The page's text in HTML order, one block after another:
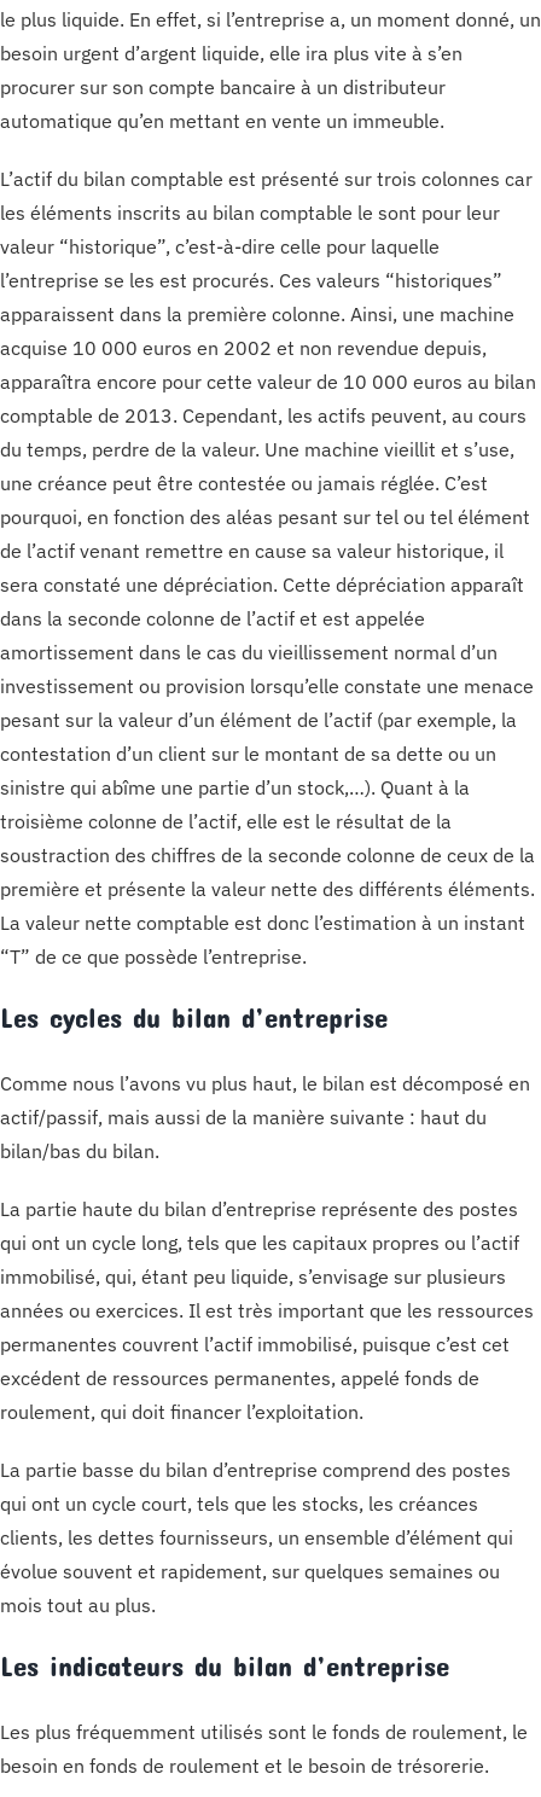
le plus liquide. En effet, si l’entreprise a, un moment donné, un
besoin urgent d’argent liquide, elle ira plus vite à s’en
procurer sur son compte bancaire à un distributeur
automatique qu’en mettant en vente un immeuble.
L’actif du bilan comptable est présenté sur trois colonnes car
les éléments inscrits au bilan comptable le sont pour leur
valeur “historique”, c’est-à-dire celle pour laquelle
l’entreprise se les est procurés. Ces valeurs “historiques”
apparaissent dans la première colonne. Ainsi, une machine
acquise 10 000 euros en 2002 et non revendue depuis,
apparaîtra encore pour cette valeur de 10 000 euros au bilan
comptable de 2013. Cependant, les actifs peuvent, au cours
du temps, perdre de la valeur. Une machine vieillit et s’use,
une créance peut être contestée ou jamais réglée. C’est
pourquoi, en fonction des aléas pesant sur tel ou tel élément
de l’actif venant remettre en cause sa valeur historique, il
sera constaté une dépréciation. Cette dépréciation apparaît
dans la seconde colonne de l’actif et est appelée
amortissement dans le cas du vieillissement normal d’un
investissement ou provision lorsqu’elle constate une menace
pesant sur la valeur d’un élément de l’actif (par exemple, la
contestation d’un client sur le montant de sa dette ou un
sinistre qui abîme une partie d’un stock,…). Quant à la
troisième colonne de l’actif, elle est le résultat de la
soustraction des chiffres de la seconde colonne de ceux de la
première et présente la valeur nette des différents éléments.
La valeur nette comptable est donc l’estimation à un instant
“T” de ce que possède l’entreprise.
Les cycles du bilan d’entreprise
Comme nous l’avons vu plus haut, le bilan est décomposé en
actif/passif, mais aussi de la manière suivante : haut du
bilan/bas du bilan.
La partie haute du bilan d’entreprise représente des postes
qui ont un cycle long, tels que les capitaux propres ou l’actif
immobilisé, qui, étant peu liquide, s’envisage sur plusieurs
années ou exercices. Il est très important que les ressources
permanentes couvrent l’actif immobilisé, puisque c’est cet
excédent de ressources permanentes, appelé fonds de
roulement, qui doit financer l’exploitation.
La partie basse du bilan d’entreprise comprend des postes
qui ont un cycle court, tels que les stocks, les créances
clients, les dettes fournisseurs, un ensemble d’élément qui
évolue souvent et rapidement, sur quelques semaines ou
mois tout au plus.
Les indicateurs du bilan d’entreprise
Les plus fréquemment utilisés sont le fonds de roulement, le
besoin en fonds de roulement et le besoin de trésorerie.